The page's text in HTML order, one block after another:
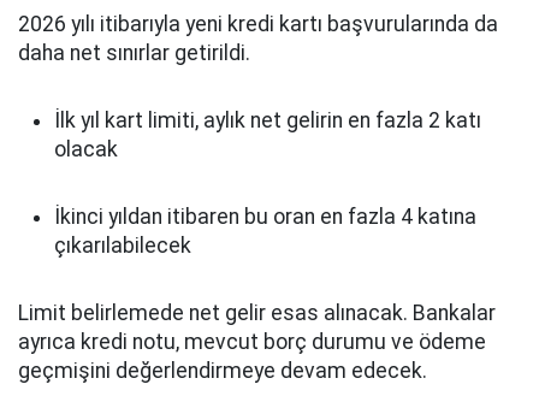
2026 yılı itibarıyla yeni kredi kartı başvurularında da
daha net sınırlar getirildi.
İlk yıl kart limiti, aylık net gelirin en fazla 2 katı
olacak
İkinci yıldan itibaren bu oran en fazla 4 katına
çıkarılabilecek
Limit belirlemede net gelir esas alınacak. Bankalar
ayrıca kredi notu, mevcut borç durumu ve ödeme
geçmişini değerlendirmeye devam edecek.